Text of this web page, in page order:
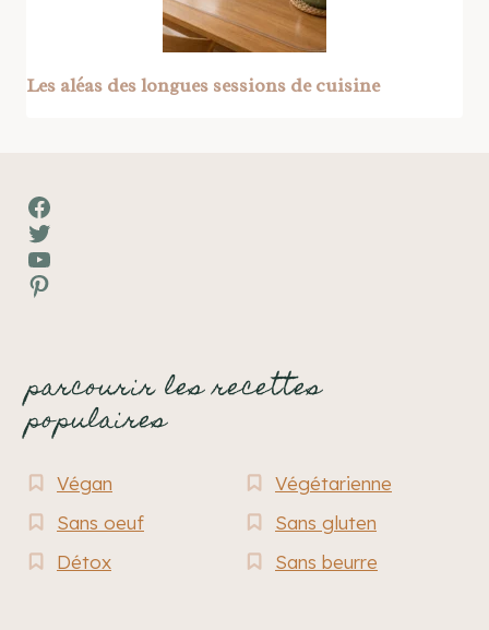
Les aléas des longues sessions de cuisine
Facebook
Twitter
YouTube
Pinterest
parcourir les recettes
populaires
Végan
Végétarienne
Sans oeuf
Sans gluten
Détox
Sans beurre